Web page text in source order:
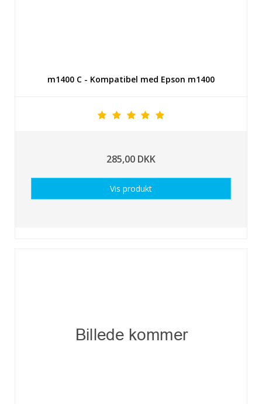
m1400 C - Kompatibel med Epson m1400
285,00 DKK
Vis produkt